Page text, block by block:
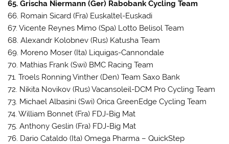
65. Grischa Niermann (Ger) Rabobank Cycling Team
66. Romain Sicard (Fra) Euskaltel-Euskadi
67. Vicente Reynes Mimo (Spa) Lotto Belisol Team
68. Alexandr Kolobnev (Rus) Katusha Team
69. Moreno Moser (Ita) Liquigas-Cannondale
70. Mathias Frank (Swi) BMC Racing Team
71. Troels Ronning Vinther (Den) Team Saxo Bank
72. Nikita Novikov (Rus) Vacansoleil-DCM Pro Cycling Team
73. Michael Albasini (Swi) Orica GreenEdge Cycling Team
74. William Bonnet (Fra) FDJ-Big Mat
75. Anthony Geslin (Fra) FDJ-Big Mat
76. Dario Cataldo (Ita) Omega Pharma – QuickStep